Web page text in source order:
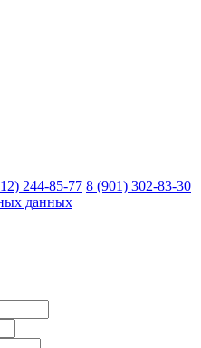
244-85-77 8 (901) 302-83-30
данных